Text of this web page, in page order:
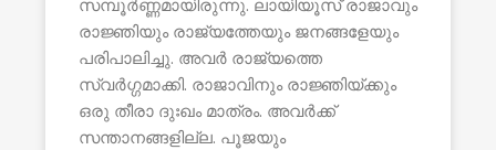
സമ്പൂർണ്ണമായിരുന്നു. ലായിയൂസ് രാജാവും
രാജ്ഞിയും രാജ്യത്തേയും ജനങ്ങളേയും
പരിപാലിച്ചു. അവർ രാജ്യത്തെ
സ്വർഗ്ഗമാക്കി. രാജാവിനും രാജ്ഞിയ്ക്കും
ഒരു തീരാ ദുഃഖം മാത്രം. അവർക്ക്
സന്താനങ്ങളില്ല. പൂജയും